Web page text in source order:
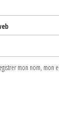
mon nom, mon